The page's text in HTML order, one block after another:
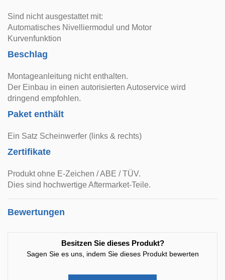
Sind nicht ausgestattet mit:
Automatisches Nivelliermodul und Motor
Kurvenfunktion
Beschlag
Montageanleitung nicht enthalten.
Der Einbau in einen autorisierten Autoservice wird
dringend empfohlen.
Paket enthält
Ein Satz Scheinwerfer (links & rechts)
Zertifikate
Produkt ohne E-Zeichen / ABE / TÜV.
Dies sind hochwertige Aftermarket-Teile.
Bewertungen
Besitzen Sie dieses Produkt?
Sagen Sie es uns, indem Sie dieses Produkt bewerten